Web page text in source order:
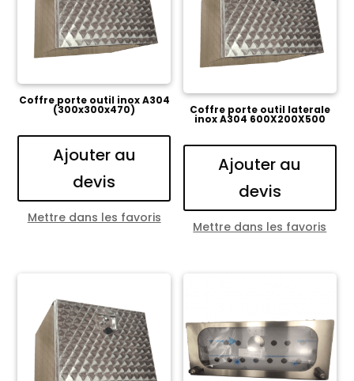
Coffre porte outil inox A304
(300x300x470)
Ajouter au
devis
Mettre dans les favoris
Coffre porte outil laterale
inox A304 600X200X500
Ajouter au
devis
Mettre dans les favoris